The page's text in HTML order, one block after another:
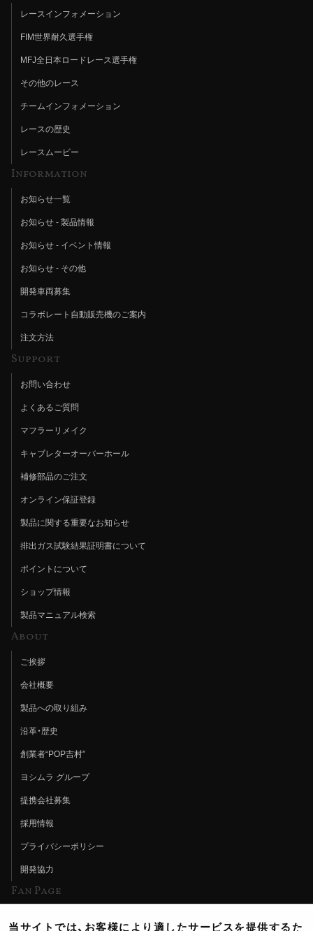
レースインフォメーション
FIM世界耐久選手権
MFJ全日本ロードレース選手権
その他のレース
チームインフォメーション
レースの歴史
レースムービー
Information
お知らせ一覧
お知らせ - 製品情報
お知らせ - イベント情報
お知らせ - その他
開発車両募集
コラボレート自動販売機のご案内
注文方法
Support
お問い合わせ
よくあるご質問
マフラーリメイク
キャブレターオーバーホール
補修部品のご注文
オンライン保証登録
製品に関する重要なお知らせ
排出ガス試験結果証明書について
ポイントについて
ショップ情報
製品マニュアル検索
About
ご挨拶
会社概要
製品への取り組み
沿革・歴史
創業者“POP吉村”
ヨシムラ グループ
提携会社募集
採用情報
プライバシーポリシー
開発協力
Fan Page
当サイトでは、お客様により適したサービスを提供するた